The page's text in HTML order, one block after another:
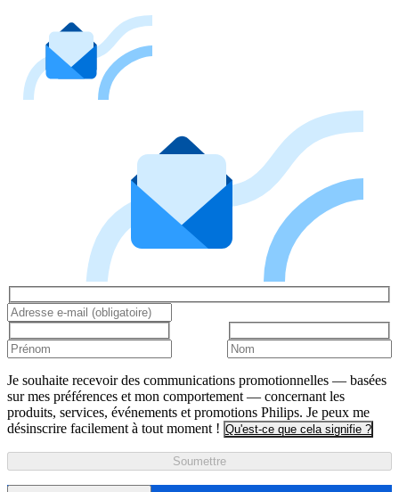
Je souhaite recevoir des communications promotionnelles — basées
sur mes préférences et mon comportement — concernant les
produits, services, événements et promotions Philips. Je peux me
désinscrire facilement à tout moment ! Qu'est-ce que cela signifie ?
Soumettre